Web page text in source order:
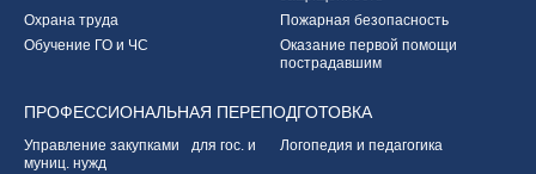
Охрана труда
Пожарная безопасность
Обучение ГО и ЧС
Оказание первой помощи
пострадавшим
ПРОФЕССИОНАЛЬНАЯ ПЕРЕПОДГОТОВКА
Управление закупками для гос. и
муниц. нужд
Логопедия и педагогика